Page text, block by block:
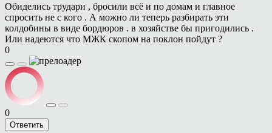
Обиделись трудари , бросили всё и по домам и главное
спросить не с кого . А можно ли теперь разбирать эти
колдобины в виде бордюров . в хозяйстве бы пригодились .
Или надеются что МЖК скопом на поклон пойдут ?
0
0
Ответить